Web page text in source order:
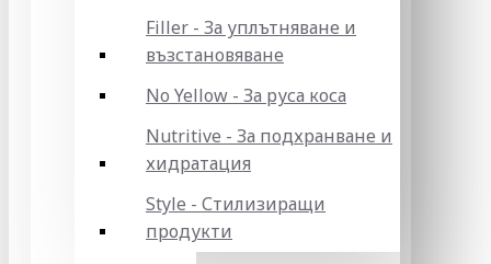
Filler - За уплътняване и
възстановяване
No Yellow - За руса коса
Nutritive - За подхранване и
хидратация
Style - Стилизиращи
продукти